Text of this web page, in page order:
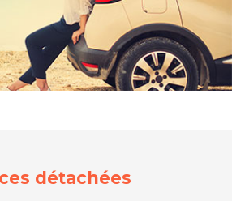
détachées